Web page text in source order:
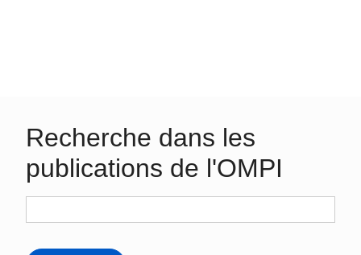
Recherche dans les
publications de l'OMPI